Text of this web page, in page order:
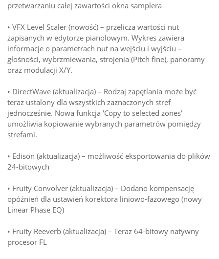
przetwarzaniu całej zawartości okna samplera
• VFX Level Scaler (nowość) – przelicza wartości nut
zapisanych w edytorze pianolowym. Wykres zawiera
informacje o parametrach nut na wejściu i wyjściu –
głośności, wybrzmiewania, strojenia (Pitch fine), panoramy
oraz modulacji X/Y.
• DirectWave (aktualizacja) – Rodzaj zapętlania może być
teraz ustalony dla wszystkich zaznaczonych stref
jednocześnie. Nowa funkcja 'Copy to selected zones'
umożliwia kopiowanie wybranych parametrów pomiędzy
strefami.
• Edison (aktualizacja) – możliwość eksportowania do plików
24-bitowych
• Fruity Convolver (aktualizacja) – Dodano kompensację
opóźnień dla ustawień korektora liniowo-fazowego (nowy
Linear Phase EQ)
• Fruity Reeverb (aktualizacja) – Teraz 64-bitowy natywny
procesor FL